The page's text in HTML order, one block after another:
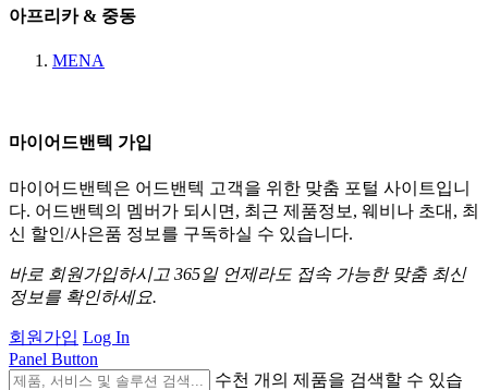
아프리카 & 중동
MENA
마이어드밴텍 가입
마이어드밴텍은 어드밴텍 고객을 위한 맞춤 포털 사이트입니
다. 어드밴텍의 멤버가 되시면, 최근 제품정보, 웨비나 초대, 최
신 할인/사은품 정보를 구독하실 수 있습니다.
바로 회원가입하시고 365일 언제라도 접속 가능한 맞춤 최신
정보를 확인하세요.
회원가입 Log In
Panel Button
수천 개의 제품을 검색할 수 있습